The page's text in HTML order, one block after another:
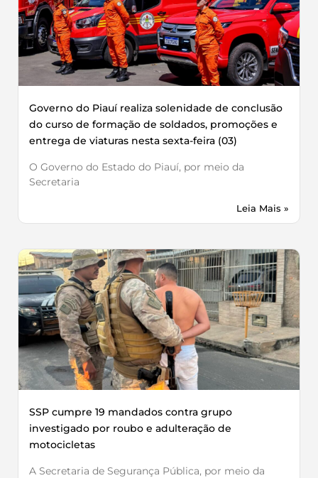
Governo do Piauí realiza solenidade de conclusão
do curso de formação de soldados, promoções e
entrega de viaturas nesta sexta-feira (03)
O Governo do Estado do Piauí, por meio da
Secretaria
Leia Mais »
SSP cumpre 19 mandados contra grupo
investigado por roubo e adulteração de
motocicletas
A Secretaria de Segurança Pública, por meio da